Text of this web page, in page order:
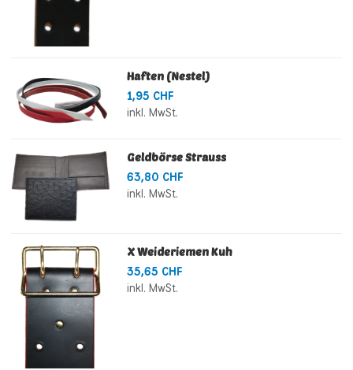
Haften (Nestel)
1,95 CHF
inkl. MwSt.
Geldbörse Strauss
63,80 CHF
inkl. MwSt.
X Weideriemen Kuh
35,65 CHF
inkl. MwSt.